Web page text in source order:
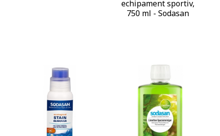
echipament sportiv,
750 ml - Sodasan